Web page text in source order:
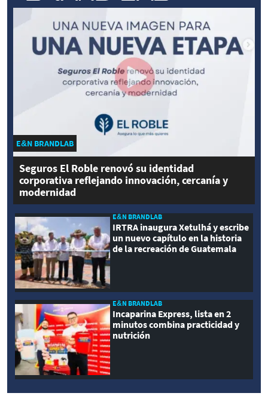
E&N BRANDLAB
Seguros El Roble renovó su identidad
corporativa reflejando innovación, cercanía y
modernidad
E&N BRANDLAB
IRTRA inaugura Xetulhá y escribe
un nuevo capítulo en la historia
de la recreación de Guatemala
E&N BRANDLAB
Incaparina Express, lista en 2
minutos combina practicidad y
nutrición